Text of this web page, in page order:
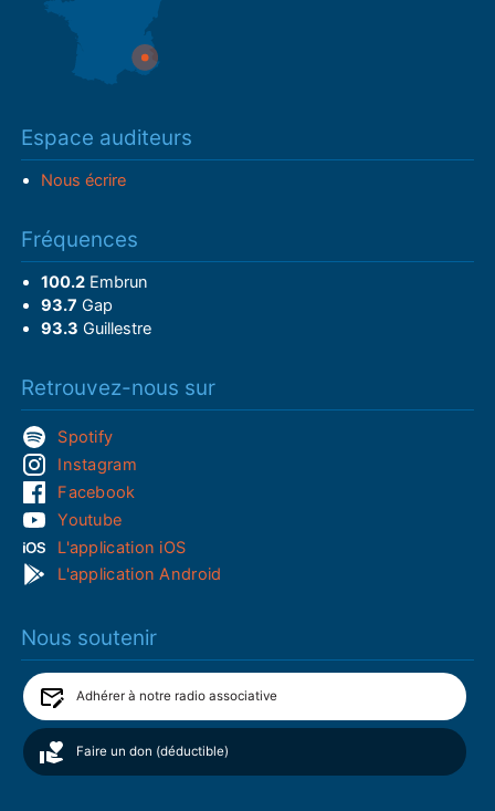
Espace auditeurs
Nous écrire
Fréquences
100.2Embrun
93.7 Gap
93.3 Guillestre
Retrouvez-nous sur
Spotify
Instagram
Facebook
Youtube
L'application iOS
L'application Android
Nous soutenir
Adhérer à notre radio associative
Faire un don (déductible)